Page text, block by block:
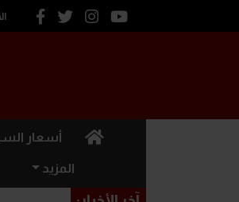
(current) أسعار
المزيد